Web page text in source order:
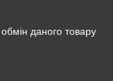
даного товару